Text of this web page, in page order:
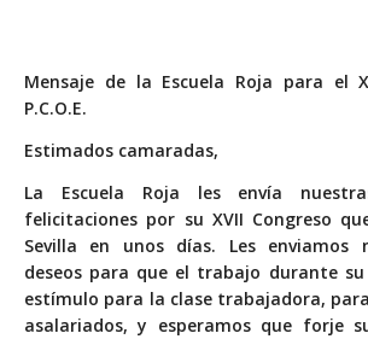
Mensaje de la Escuela Roja para el
P.C.O.E.
Estimados camaradas,
La Escuela Roja les envía
felicitaciones por su XVII Congreso
Sevilla en unos días. Les enviamos
deseos para que el trabajo durante su
estímulo para la clase trabajadora,
asalariados, y esperamos que forje